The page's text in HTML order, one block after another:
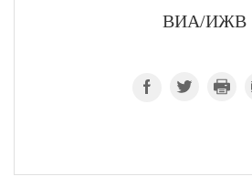
ВИА/ИЖВ